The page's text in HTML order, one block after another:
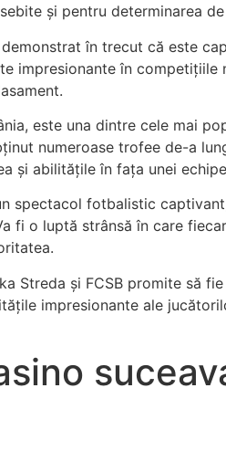
și pentru determinarea
în trecut că este
impresionante în
este una dintre cele mai
numeroase trofee de-a
și abilitățile în fața unei
spectacol fotbalistic
fi o luptă strânsă în care
Streda și FCSB promite să
impresionante ale